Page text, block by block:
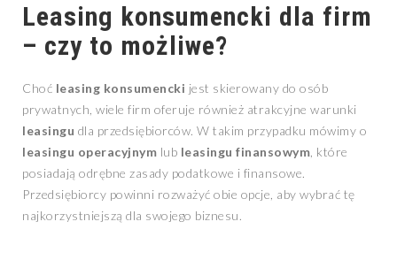
Leasing konsumencki dla firm
– czy to możliwe?
Choć leasing konsumencki jest skierowany do osób
prywatnych, wiele firm oferuje również atrakcyjne warunki
leasingu dla przedsiębiorców. W takim przypadku mówimy o
leasingu operacyjnym lub leasingu finansowym , które
posiadają odrębne zasady podatkowe i finansowe.
Przedsiębiorcy powinni rozważyć obie opcje, aby wybrać tę
najkorzystniejszą dla swojego biznesu.